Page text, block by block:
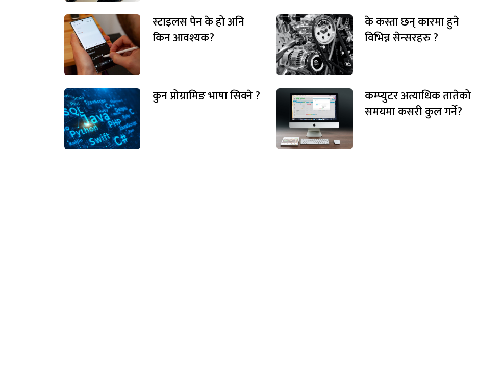
स्टाइलस पेन के हो अनि
किन आवश्यक?
के कस्ता छन् कारमा हुने
विभिन्न सेन्सरहरु ?
कुन प्रोग्रामिङ भाषा सिक्ने ?
कम्प्युटर अत्याधिक तातेको
समयमा कसरी कुल गर्ने?